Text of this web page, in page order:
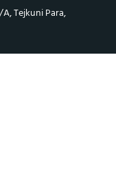
Tejkuni Para,